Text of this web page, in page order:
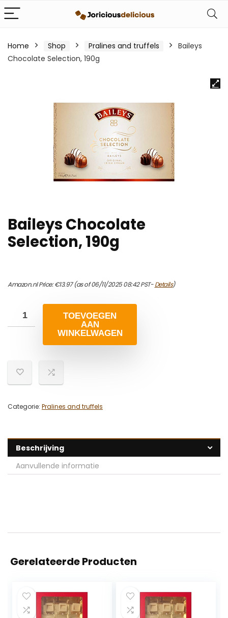
Home Shop Pralines and truffels
Baileys
Chocolate Selection, 190g
Baileys Chocolate
Selection, 190g
Amazon.nl Price:€13.97(as of 06/11/2025 08:42 PST-Details)
TOEVOEGEN
AAN
WINKELWAGEN
Categorie: Pralines and truffels
Beschrijving
Aanvullende informatie
Gerelateerde Producten